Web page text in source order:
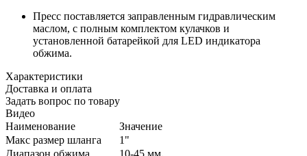
Пресс поставляется заправленным гидравлическим
маслом, с полным комплектом кулачков и
установленной батарейкой для LED индикатора
обжима.
Характеристики
Доставка и оплата
Задать вопрос по товару
Видео
Наименование
Значение
Макс размер шланга
1"